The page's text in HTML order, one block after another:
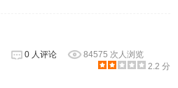
0 人评论
84575 次人浏览
2.2 分